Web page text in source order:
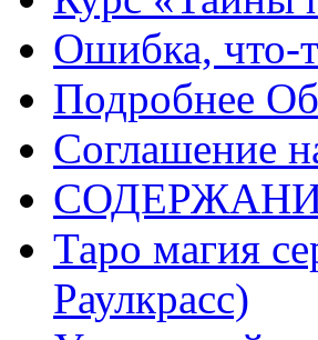
Ошибка, что-
Подробнее
Соглашение
Таро магия
Раулкрасс)